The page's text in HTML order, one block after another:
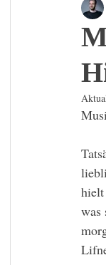
hielt
was